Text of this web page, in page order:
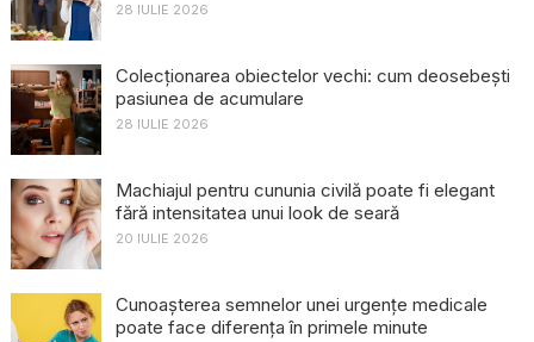
28 IULIE 2026
Colecționarea obiectelor vechi: cum deosebești
pasiunea de acumulare
28 IULIE 2026
Machiajul pentru cununia civilă poate fi elegant
fără intensitatea unui look de seară
20 IULIE 2026
Cunoașterea semnelor unei urgențe medicale
poate face diferența în primele minute